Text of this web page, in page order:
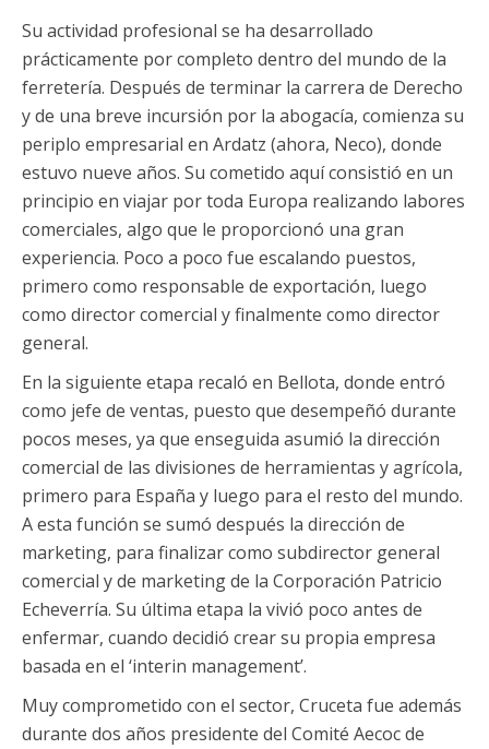
Su actividad profesional se ha desarrollado
prácticamente por completo dentro del mundo de la
ferretería. Después de terminar la carrera de Derecho
y de una breve incursión por la abogacía, comienza su
periplo empresarial en Ardatz (ahora, Neco), donde
estuvo nueve años. Su cometido aquí consistió en un
principio en viajar por toda Europa realizando labores
comerciales, algo que le proporcionó una gran
experiencia. Poco a poco fue escalando puestos,
primero como responsable de exportación, luego
como director comercial y finalmente como director
general.
En la siguiente etapa recaló en Bellota, donde entró
como jefe de ventas, puesto que desempeñó durante
pocos meses, ya que enseguida asumió la dirección
comercial de las divisiones de herramientas y agrícola,
primero para España y luego para el resto del mundo.
A esta función se sumó después la dirección de
marketing, para finalizar como subdirector general
comercial y de marketing de la Corporación Patricio
Echeverría. Su última etapa la vivió poco antes de
enfermar, cuando decidió crear su propia empresa
basada en el ‘interin management’.
Muy comprometido con el sector, Cruceta fue además
durante dos años presidente del Comité Aecoc de